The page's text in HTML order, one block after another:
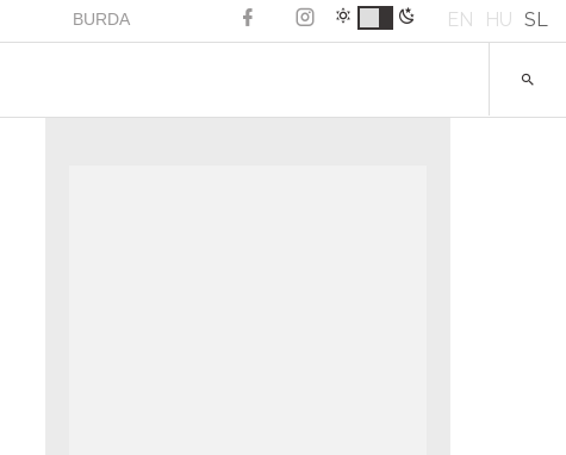
BURDA EN HU SL